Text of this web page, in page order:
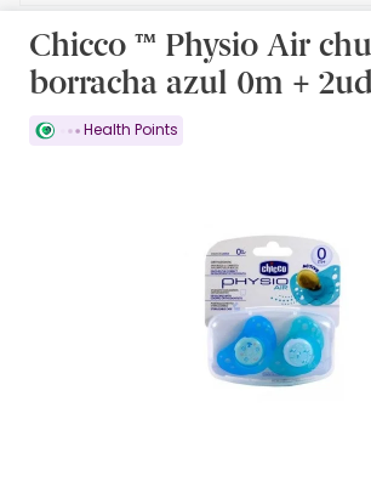
Chicco ™ Physio Air
borracha azul 0m +
Health Points